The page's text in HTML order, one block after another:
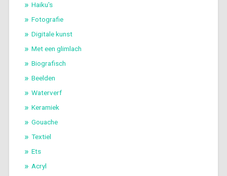
Haiku's
Fotografie
Digitale kunst
Met een glimlach
Biografisch
Beelden
Waterverf
Keramiek
Gouache
Textiel
Ets
Acryl